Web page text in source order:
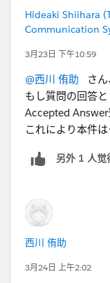
Hideaki Shiihara
Communication
3月23日 下午10:59
@西川 侑助 さん
もし質問の回答
Accepted Answer
これにより本件は
另外 1 人觉
西川 侑助
3月24日 上午2:02